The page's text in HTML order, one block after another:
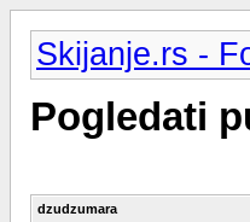
Skijanje.rs -
Pogledati
dzudzumara